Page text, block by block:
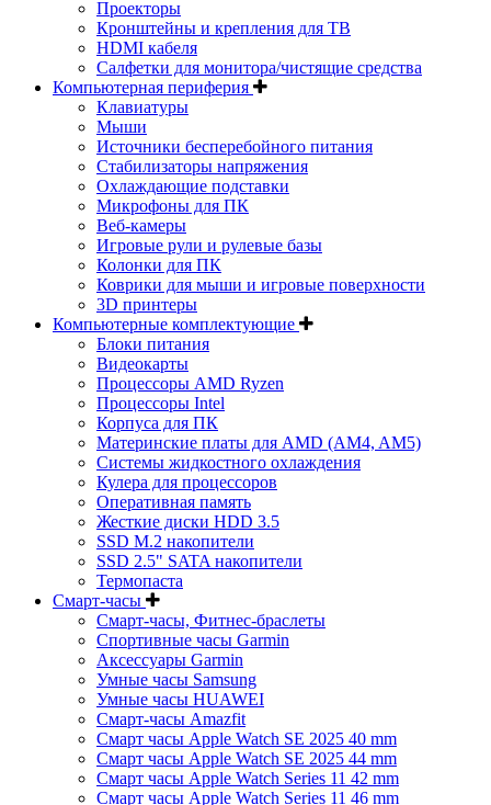
Проекторы
Кронштейны и крепления для ТВ
HDMI кабеля
Салфетки для монитора/чистящие средства
Компьютерная периферия
Клавиатуры
Мыши
Источники бесперебойного питания
Стабилизаторы напряжения
Охлаждающие подставки
Микрофоны для ПК
Веб-камеры
Игровые рули и рулевые базы
Колонки для ПК
Коврики для мыши и игровые поверхности
3D принтеры
Компьютерные комплектующие
Блоки питания
Видеокарты
Процессоры AMD Ryzen
Процессоры Intel
Корпуса для ПК
Материнские платы для AMD (AM4, AM5)
Системы жидкостного охлаждения
Кулера для процессоров
Оперативная память
Жесткие диски HDD 3.5
SSD M.2 накопители
SSD 2.5" SATA накопители
Термопаста
Смарт-часы
Смарт-часы, Фитнес-браслеты
Спортивные часы Garmin
Аксессуары Garmin
Умные часы Samsung
Умные часы HUAWEI
Смарт-часы Amazfit
Смарт часы Apple Watch SE 2025 40 mm
Смарт часы Apple Watch SE 2025 44 mm
Смарт часы Apple Watch Series 11 42 mm
Смарт часы Apple Watch Series 11 46 mm